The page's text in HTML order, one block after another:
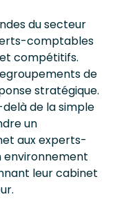
du secteur
comptables
compétitifs.
de
stratégique.
de la simple
un
aux experts-
environnement
leur cabinet